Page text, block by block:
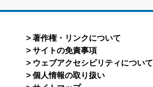
著作権・リンクについて
サイトの免責事項
ウェブアクセシビリティについて
個人情報の取り扱い